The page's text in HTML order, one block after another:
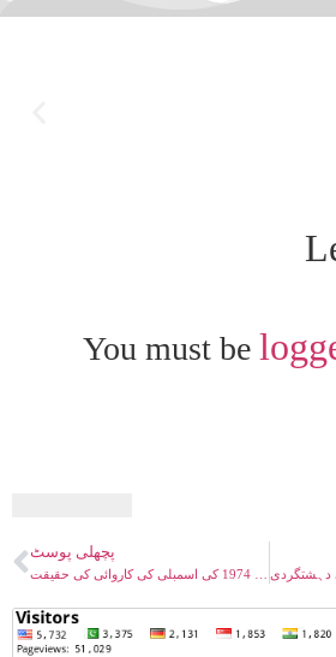
You must be
پچھلی پوسٹ